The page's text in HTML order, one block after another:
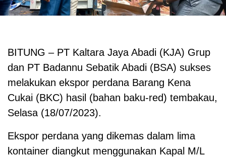
BITUNG – PT Kaltara Jaya Abadi (KJA) Grup
dan PT Badannu Sebatik Abadi (BSA) sukses
melakukan ekspor perdana Barang Kena
Cukai (BKC) hasil (bahan baku-red) tembakau,
Selasa (18/07/2023).
Ekspor perdana yang dikemas dalam lima
kontainer diangkut menggunakan Kapal M/L